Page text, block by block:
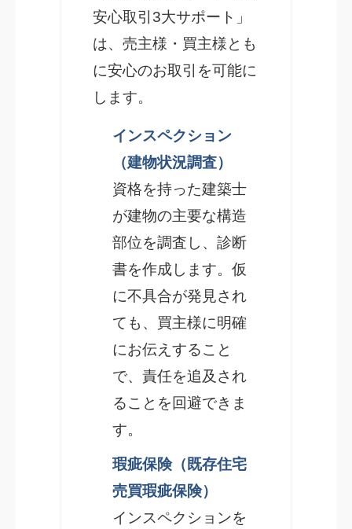
安心取引3大サポート」
は、売主様・買主様とも
に安心のお取引を可能に
します。
インスペクション
（建物状況調査）
資格を持った建築士
が建物の主要な構造
部位を調査し、診断
書を作成します。仮
に不具合が発見され
ても、買主様に明確
にお伝えすること
で、責任を追及され
ることを回避できま
す。
瑕疵保険（既存住宅
売買瑕疵保険）
インスペクションを